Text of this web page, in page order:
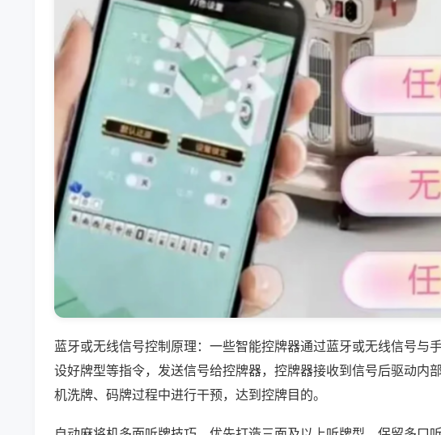
蓝牙或无线信号控制原理：一些智能控牌器通过蓝牙或无线信号与
设好牌型等指令，发送信号给控牌器，控牌器接收到信号后驱动内
机洗牌、码牌过程中进行干预，达到控牌目的。